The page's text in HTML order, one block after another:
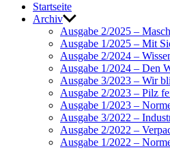
Start­seite
Archiv
Ausgabe 2/2025 –
Ausgabe 1/2025 – Mit
Ausgabe 2/2024 –
Ausgabe 1/2024 – Den
Ausgabe 3/2023 – Wir
Ausgabe 2/2023 – Pilz
Ausgabe 1/2023 –
Ausgabe 3/2022 –
Ausgabe 2/2022 –
Ausgabe 1/2022 –